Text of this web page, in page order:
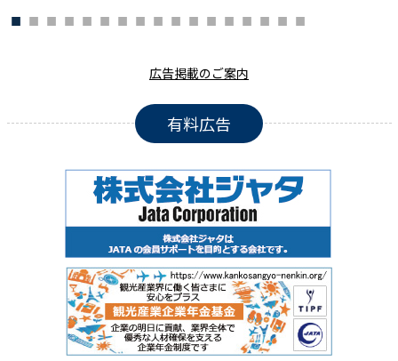
広告掲載のご案内
有料広告